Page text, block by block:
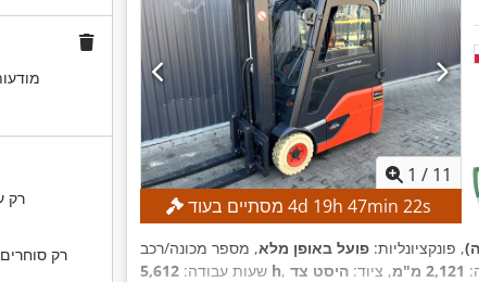
רק
רק
1 / 11
4d 19h 47min 21s
, פונקציונליות: פועל באופן מלא
שעות עבודה: 5,612 h 2,121 מ"מ , ציוד: היסט צד